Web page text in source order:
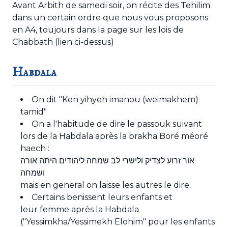
Avant Arbith de samedi soir, on récite des Tehilim
dans un certain ordre que nous vous proposons
en A4, toujours dans la page sur les lois de
Chabbath (lien ci-dessus)
Habdala
On dit "Ken yihyeh imanou (weimakhem)
tamid"
On a l'habitude de dire le passouk suivant
lors de la Habdala après la brakha Boré méoré
haech :
אור זרוע לצדיק ולישרי לב שמחה ליהודים היתה אורה
ושמחה
mais en general on laisse les autres le dire.
Certains benissent leurs enfants et
leur femme après la Habdala
("Yessimkha/Yessimekh Elohim" pour les enfants